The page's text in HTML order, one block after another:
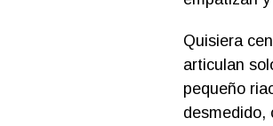
Quisiera
articulan
pequeño
desmedido,